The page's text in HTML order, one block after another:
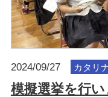
2024/09/27 カタリ
模擬選挙を行い